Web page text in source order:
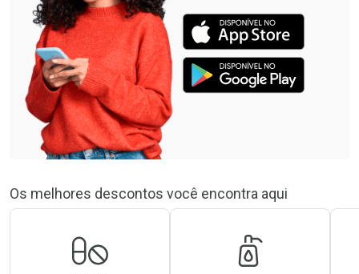
Os melhores descontos você encontra aqui